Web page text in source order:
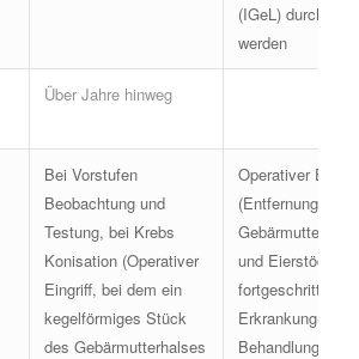
(IGeL)
werden
Über Jahre hinweg
Bei Vorstufen
Beobachtung und
Testung, bei Krebs
Konisation (Operativer
Eingriff, bei dem ein
kegelförmiges Stück
des Gebärmutterhalses
Operativer
(Entfernung der
Gebärmutter,
und Eierstöcke),
fortgeschrittener
Erkrankung
Behandlungen